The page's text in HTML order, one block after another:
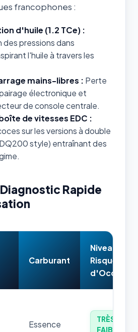
francophones :
d'huile (1.2 TCe) :
des pressions dans
l'huile à travers les
mains-libres : Perte
électronique et
de console centrale.
de vitesses EDC :
sur les versions à double
style) entraînant des
Rapide
Carburant
Niveau de
Risque
d'Occasion
Essence
TRÈS
FAIBLE